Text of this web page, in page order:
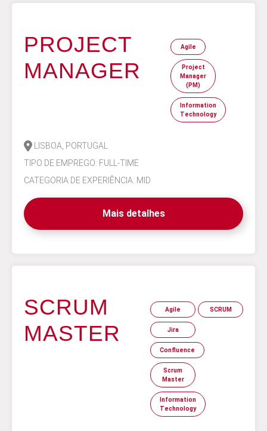
PROJECT
MANAGER
Agile
Project
Manager
(PM)
Information
Technology
LISBOA, PORTUGAL
TIPO DE EMPREGO: FULL-TIME
CATEGORIA DE EXPERIÊNCIA: MID
Mais detalhes
SCRUM
MASTER
Agile SCRUM
Jira
Confluence
Scrum
Master
Information
Technology